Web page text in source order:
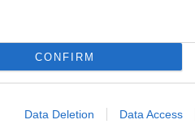
CONFIRM
Data Deletion Data Access
ai ricchi e affitti congelati